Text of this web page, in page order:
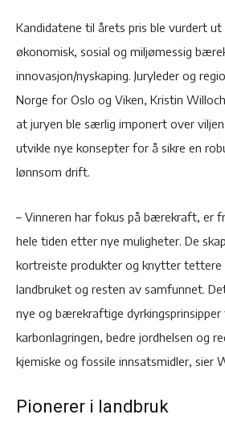
Kandidatene til årets pris ble vurdert
økonomisk, sosial og miljømessig
innovasjon/nyskaping. Juryleder og
Norge for Oslo og Viken, Kristin
at juryen ble særlig imponert over
utvikle nye konsepter for å sikre en
lønnsom drift.
– Vinneren har fokus på bærekraft, er
hele tiden etter nye muligheter. De
kortreiste produkter og knytter tettere
landbruket og resten av samfunnet.
nye og bærekraftige dyrkingsprinsipper
karbonlagringen, bedre jordhelsen og
kjemiske og fossile innsatsmidler, sier
Pionerer i landbruk